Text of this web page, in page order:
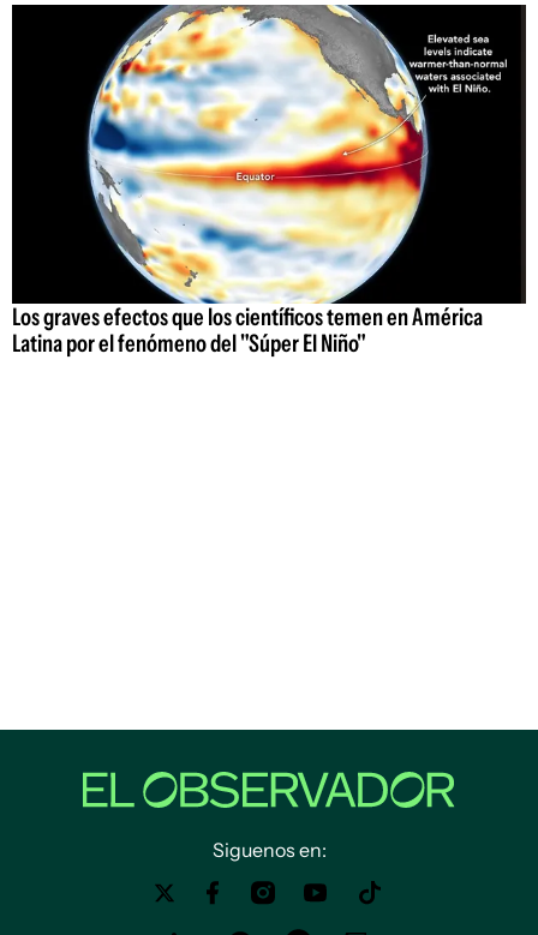
Los graves efectos que los científicos temen en América
Latina por el fenómeno del "Súper El Niño"
Siguenos en: